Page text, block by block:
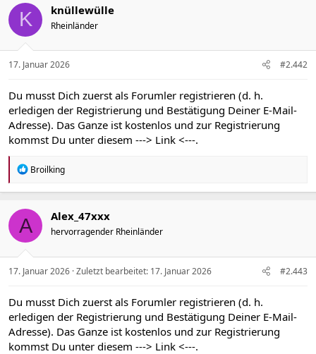
t
o
e
n
K knüllewülle
Rheinländer
17. Januar 2026 #2.442
Du musst Dich zuerst als Forumler registrieren (d. h.
erledigen der Registrierung und Bestätigung Deiner E-Mail-
Adresse). Das Ganze ist kostenlos und zur Registrierung
kommst Du unter diesem ---> Link <---.
R
a
t
i
o
e
n
Broilking
A Alex_47xxx
hervorragender Rheinländer
17. Januar 2026 Zuletzt bearbeitet: 17. Januar 2026 #2.443
Du musst Dich zuerst als Forumler registrieren (d. h.
erledigen der Registrierung und Bestätigung Deiner E-Mail-
Adresse). Das Ganze ist kostenlos und zur Registrierung
kommst Du unter diesem ---> Link <---.